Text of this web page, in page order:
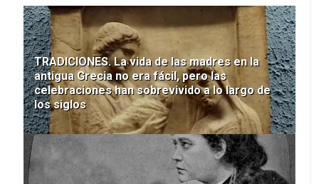
TRADICIONES. La vida de las madres en la
antigua Grecia no era fácil, pero las
celebraciones han sobrevivido a lo largo de
los siglos